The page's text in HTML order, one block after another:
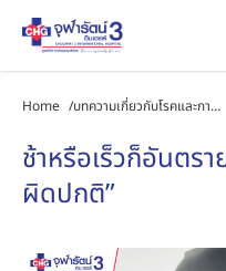
Home /บทความเกี่ยวกับโรคและการ
ช้าหรือเร็วก็อันตรา
ผิดปกติ”